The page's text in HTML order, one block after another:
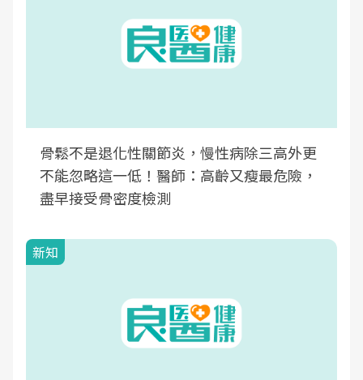
骨鬆不是退化性關節炎，慢性病除三高外更
不能忽略這一低！醫師：高齡又瘦最危險，
盡早接受骨密度檢測
新知